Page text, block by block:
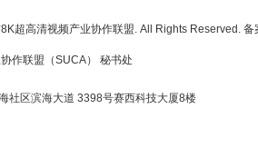
超高清视频产业协作联盟. All Rights Reserved. 备
作联盟（SUCA） 秘书处
社区滨海大道 3398号赛西科技大厦8楼